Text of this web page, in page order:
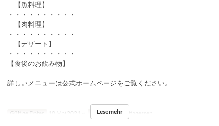
【魚料理】
・・・・・・・・・・
【肉料理】
・・・・・・・・・・
【デザート】
・・・・・・・・・・
【食後のお飲み物】
詳しいメニューは公式ホームページをご覧ください。
Gültige Daten 10 Mai 2021 ~ Mahlzeiten Mittagessen
Lese mehr